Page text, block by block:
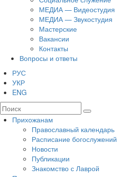
МЕДИА — Видеостудия
МЕДИА — Звукостудия
Мастерские
Вакансии
Контакты
Вопросы и ответы
РУС
УКР
ENG
Прихожанам
Православный календарь
Расписание богослужений
Новости
Публикации
Знакомство с Лаврой